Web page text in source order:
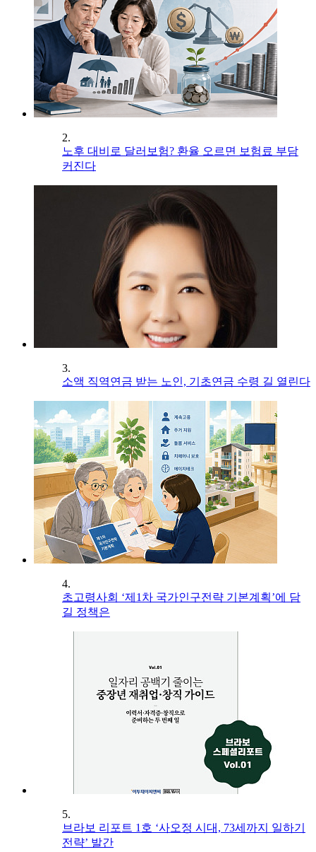
2.
노후 대비로 달러보험? 환율 오르면 보험료 부담
커진다
3.
소액 직역연금 받는 노인, 기초연금 수령 길 열린다
4.
초고령사회 ‘제1차 국가인구전략 기본계획’에 담
길 정책은
5.
브라보 리포트 1호 ‘사오정 시대, 73세까지 일하기
전략’ 발간